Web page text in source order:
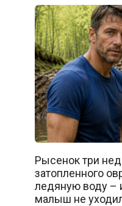
Рысенок три
затопленного
ледяную воду –
малыш не